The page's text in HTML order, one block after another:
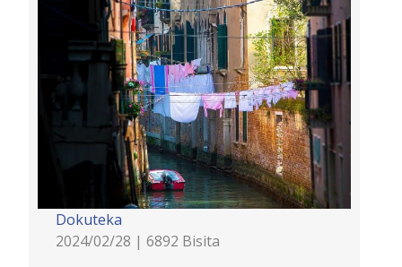
Dokuteka
2024/02/28 | 6892 Bisita